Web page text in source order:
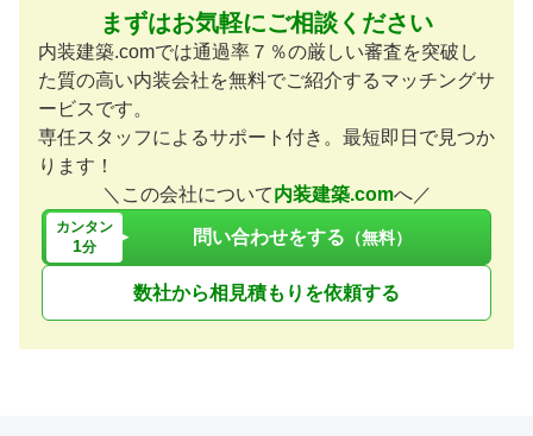
まずはお気軽にご相談ください
内装建築.comでは通過率７％の厳しい審査を突破し
た質の高い内装会社を無料でご紹介するマッチングサ
ービスです。
専任スタッフによるサポート付き。最短即日で見つか
ります！
＼この会社について内装建築.comへ／
カンタン
1分 問い合わせをする （無料）
数社から相見積もりを依頼する